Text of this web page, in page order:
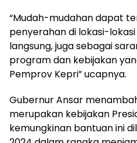
“Mudah-mudahan dapat
penyerahan di lokasi-
langsung, juga sebagai
program dan kebijakan
Pemprov Kepri” ucapnya.
Gubernur Ansar
merupakan kebijakan
kemungkinan bantuan ini